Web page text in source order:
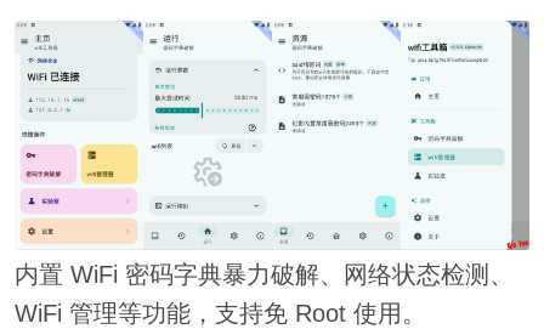
内置 WiFi 密码字典暴力破解、网络状态检测、
WiFi 管理等功能，支持免 Root 使用。